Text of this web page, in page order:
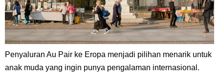
Penyaluran Au Pair ke Eropa menjadi pilihan menarik untuk
anak muda yang ingin punya pengalaman internasional.